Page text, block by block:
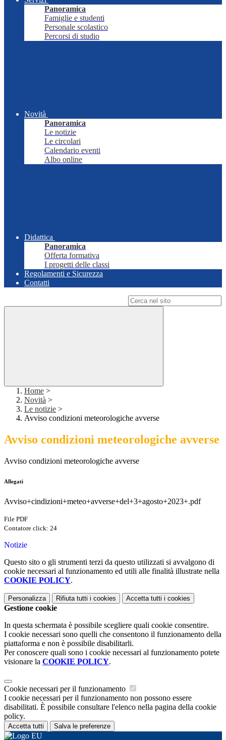
Panoramica
Famiglie e studenti
Personale scolastico
Percorsi di studio
Novità
Panoramica
Le notizie
Le circolari
Calendario eventi
Albo online
Didattica
Panoramica
Offerta formativa
I progetti delle classi
Regolamenti e Sicurezza
Contatti
Home >
Novità >
Le notizie >
Avviso condizioni meteorologiche avverse
Avviso condizioni meteorologiche avverse
Avviso condizioni meteorologiche avverse
Allegati
Avviso+cindizioni+meteo+avverse+del+3+agosto+2023+.pdf
File PDF
Contatore click: 24
Notizie
Questo sito o gli strumenti terzi da questo utilizzati si avvalgono di
cookie necessari al funzionamento ed utili alle finalità illustrate nella
COOKIE POLICY.
Personalizza Rifiuta tutti i cookies Accetta tutti i cookies
Gestione cookie
In questa schermata è possibile scegliere quali cookie consentire.
I cookie necessari sono quelli che consentono il funzionamento della
piattaforma e non è possibile disabilitarli.
Per conoscere quali sono i cookie necessari al funzionamento potete
visionare la COOKIE POLICY.
Cookie necessari per il funzionamento
I cookie necessari per il funzionamento non possono essere
disabilitati. È possibile consultare l'elenco nella pagina della cookie
policy.
Accetta tutti Salva le preferenze